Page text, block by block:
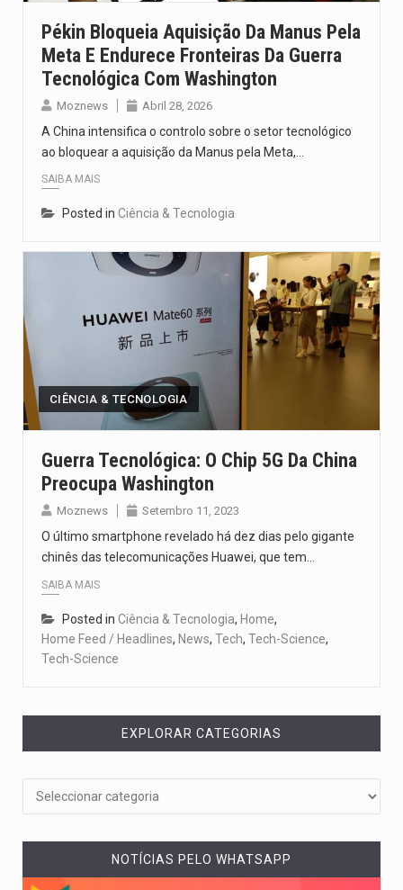
Pékin Bloqueia Aquisição Da Manus Pela
Meta E Endurece Fronteiras Da Guerra
Tecnológica Com Washington
Moznews Abril 28, 2026
A China intensifica o controlo sobre o setor tecnológico
ao bloquear a aquisição da Manus pela Meta,…
SAIBA MAIS
Posted in Ciência & Tecnologia
CIÊNCIA & TECNOLOGIA
Guerra Tecnológica: O Chip 5G Da China
Preocupa Washington
Moznews Setembro 11, 2023
O último smartphone revelado há dez dias pelo gigante
chinês das telecomunicações Huawei, que tem…
SAIBA MAIS
Posted in Ciência & Tecnologia, Home,
Home Feed / Headlines, News, Tech, Tech-Science,
Tech-Science
EXPLORAR CATEGORIAS
NOTÍCIAS PELO WHATSAPP